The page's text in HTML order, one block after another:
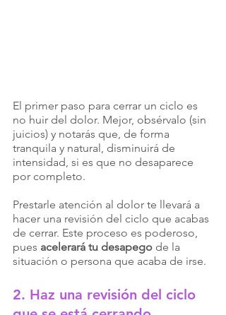
El primer paso para cerrar un ciclo es
no huir del dolor. Mejor, obsérvalo (sin
juicios) y notarás que, de forma
tranquila y natural, disminuirá de
intensidad, si es que no desaparece
por completo.
Prestarle atención al dolor te llevará a
hacer una revisión del ciclo que acabas
de cerrar. Este proceso es poderoso,
pues acelerará tu desapego de la
situación o persona que acaba de irse.
2. Haz una revisión del ciclo